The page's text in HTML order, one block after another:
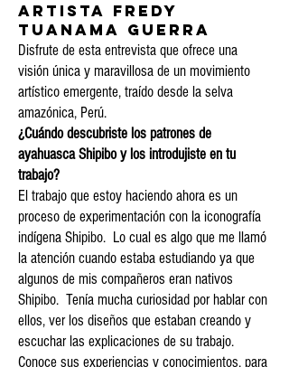
Artista Fredy
Tuanama Guerra
Disfrute de esta entrevista que ofrece una
visión única y maravillosa de un movimiento
artístico emergente, traído desde la selva
amazónica, Perú.
¿Cuándo descubriste los patrones de
ayahuasca Shipibo y los introdujiste en tu
trabajo?
El trabajo que estoy haciendo ahora es un
proceso de experimentación con la iconografía
indígena Shipibo. Lo cual es algo que me llamó
la atención cuando estaba estudiando ya que
algunos de mis compañeros eran nativos
Shipibo. Tenía mucha curiosidad por hablar con
ellos, ver los diseños que estaban creando y
escuchar las explicaciones de su trabajo.
Conoce sus experiencias y conocimientos, para